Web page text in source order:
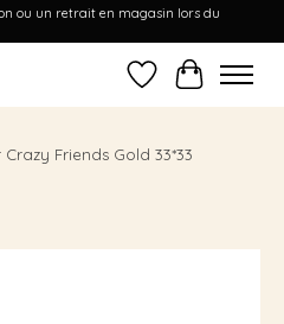
ou un retrait en magasin lors du
Liste dePanier
Friends Gold 33*33